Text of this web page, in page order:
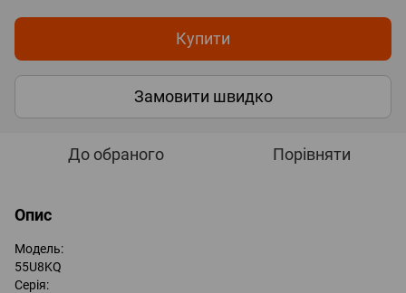
Купити
Замовити швидко
До обраного Порівняти
Опис
Модель:
55U8KQ
Серія: